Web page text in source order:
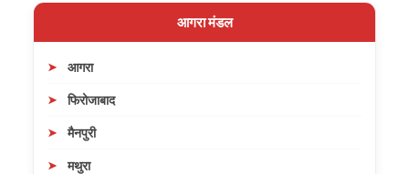
आगरा मंडल
आगरा
फिरोजाबाद
मैनपुरी
मथुरा